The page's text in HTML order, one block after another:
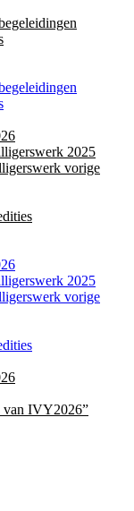
2025
vorige
2025
vorige
van IVY2026”